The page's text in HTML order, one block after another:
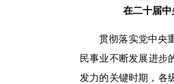
在二十届中
贯彻落实党中央
民事业不断发展进步
发力的关键时期，各